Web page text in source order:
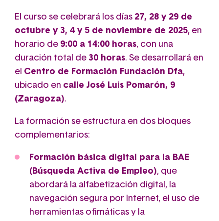
El curso se celebrará los días 27, 28 y 29 de
octubre y 3, 4 y 5 de noviembre de 2025, en
horario de 9:00 a 14:00 horas, con una
duración total de 30 horas. Se desarrollará en
el Centro de Formación Fundación Dfa,
ubicado en calle José Luis Pomarón, 9
(Zaragoza).
La formación se estructura en dos bloques
complementarios:
Formación básica digital para la BAE
(Búsqueda Activa de Empleo), que
abordará la alfabetización digital, la
navegación segura por Internet, el uso de
herramientas ofimáticas y la